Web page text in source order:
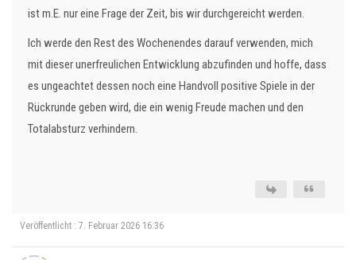
ist m.E. nur eine Frage der Zeit, bis wir durchgereicht werden.
Ich werde den Rest des Wochenendes darauf verwenden, mich
mit dieser unerfreulichen Entwicklung abzufinden und hoffe, dass
es ungeachtet dessen noch eine Handvoll positive Spiele in der
Rückrunde geben wird, die ein wenig Freude machen und den
Totalabsturz verhindern.
Veröffentlicht : 7. Februar 2026 16:36